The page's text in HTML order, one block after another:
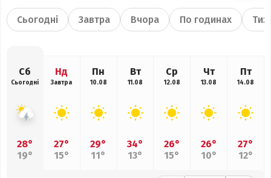
Сьогодні Завтра Вчора По годинах
Сб
Сьогодні
28°
19°
Нд
Завтра
27°
15°
Пн
10.08
29°
11°
Вт
11.08
34°
13°
Ср
12.08
26°
15°
Чт
13.08
26°
10°
Пт
14.08
27°
12°